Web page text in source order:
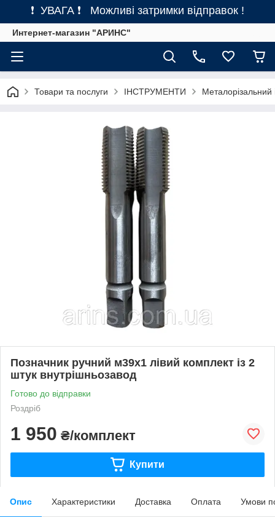
❗ УВАГА ❗ Можливі затримки відправок !
Интернет-магазин "АРИНС"
Товари та послуги ІНСТРУМЕНТИ Металорізальний
Позначник ручний м39х1 лівий комплект із 2
штук внутрішньозавод
Готово до відправки
Роздріб
1 950 ₴/комплект
Купити
Опис Характеристики Доставка Оплата Умови